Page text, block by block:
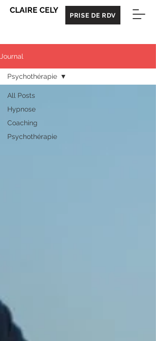
CLAIRE CELY
PRISE DE RDV
Journal
All Posts
Hypnose
Coaching
Psychothérapie
Psychothérapie